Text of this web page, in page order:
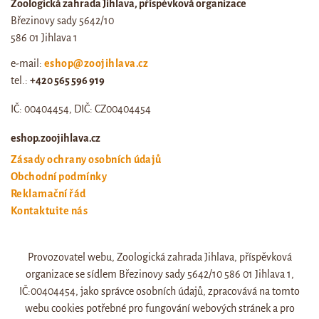
Zoologická zahrada Jihlava, příspěvková organizace
Březinovy sady 5642/10
586 01 Jihlava 1
e-mail: eshop@zoojihlava.cz
tel.: +420 565 596 919
IČ: 00404454, DIČ: CZ00404454
eshop.zoojihlava.cz
Zásady ochrany osobních údajů
Obchodní podmínky
Reklamační řád
Kontaktujte nás
Web zoo jihlava
Otevírací doba a ceník
Provozovatel webu, Zoologická zahrada Jihlava, příspěvková
organizace se sídlem Březinovy sady 5642/10 586 01 Jihlava 1,
IČ:00404454, jako správce osobních údajů, zpracovává na tomto
webu cookies potřebné pro fungování webových stránek a pro